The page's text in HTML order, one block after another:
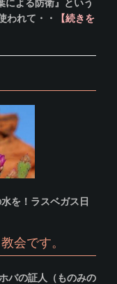
による防衛』という
われて・・
【続きを
を！ラスベガス日
会です。
バの証人（ものみの